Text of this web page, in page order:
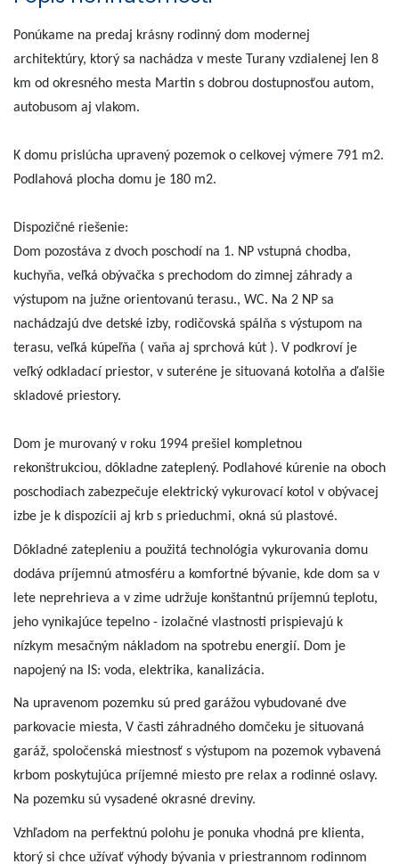
Ponúkame na predaj krásny rodinný dom modernej
architektúry, ktorý sa nachádza v meste Turany vzdialenej len 8
km od okresného mesta Martin s dobrou dostupnosťou autom,
autobusom aj vlakom.
K domu prislúcha upravený pozemok o celkovej výmere 791 m2.
Podlahová plocha domu je 180 m2.
Dispozičné riešenie:
Dom pozostáva z dvoch poschodí na 1. NP vstupná chodba,
kuchyňa, veľká obývačka s prechodom do zimnej záhrady a
výstupom na južne orientovanú terasu., WC. Na 2 NP sa
nachádzajú dve detské izby, rodičovská spálňa s výstupom na
terasu, veľká kúpeľňa ( vaňa aj sprchová kút ). V podkroví je
veľký odkladací priestor, v suteréne je situovaná kotolňa a ďalšie
skladové priestory.
Dom je murovaný v roku 1994 prešiel kompletnou
rekonštrukciou, dôkladne zateplený. Podlahové kúrenie na oboch
poschodiach zabezpečuje elektrický vykurovací kotol v obývacej
izbe je k dispozícii aj krb s prieduchmi, okná sú plastové.
Dôkladné zatepleniu a použitá technológia vykurovania domu
dodáva príjemnú atmosféru a komfortné bývanie, kde dom sa v
lete neprehrieva a v zime udržuje konštantnú príjemnú teplotu,
jeho vynikajúce tepelno - izolačné vlastnosti prispievajú k
nízkym mesačným nákladom na spotrebu energií. Dom je
napojený na IS: voda, elektrika, kanalizácia.
Na upravenom pozemku sú pred garážou vybudované dve
parkovacie miesta, V časti záhradného domčeku je situovaná
garáž, spoločenská miestnosť s výstupom na pozemok vybavená
krbom poskytujúca príjemné miesto pre relax a rodinné oslavy.
Na pozemku sú vysadené okrasné dreviny.
Vzhľadom na perfektnú polohu je ponuka vhodná pre klienta,
ktorý si chce užívať výhody bývania v priestrannom rodinnom